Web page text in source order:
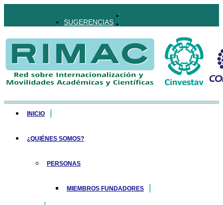
SUGERENCIAS
INICIO
¿QUIÉNES SOMOS?
PERSONAS
MIEMBROS FUNDADORES